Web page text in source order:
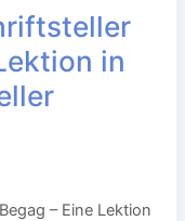
in
– Eine Lektion